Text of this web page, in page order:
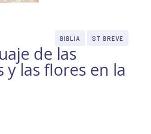
BIBLIA ST BREVE
de las
y las flores en la